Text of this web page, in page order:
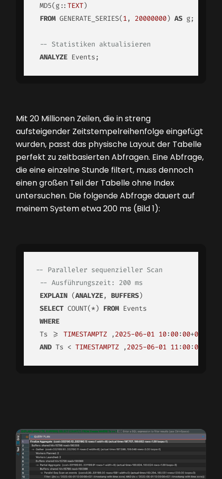
MD5(g:: TEXT)
FROM GENERATE_SERIES(1, 20000000) AS g;
-- Statistiken aktualisieren
ANALYZE Events;
Mit 20 Millionen Zeilen, die in streng
aufsteigender Zeitstempelreihenfolge eingefügt
wurden, passt das physische Layout der Tabelle
perfekt zu zeitbasierten Abfragen. Eine Abfrage,
die eine einzelne Stunde filtert, muss dennoch
einen großen Teil der Tabelle ohne Index
untersuchen. Die folgende Abfrage dauert auf
meinem System etwa 200 ms (Bild 1):
-- Paralleler sequenzieller Scan
-- Ausführungszeit: 200 ms
EXPLAIN (ANALYZE, BUFFERS)
SELECT COUNT(*) FROM Events
WHERE
Ts >= TIMESTAMPTZ ‚2025-06-01 10:00:00+00
AND Ts < TIMESTAMPTZ ‚2025-06-01 11:00:00